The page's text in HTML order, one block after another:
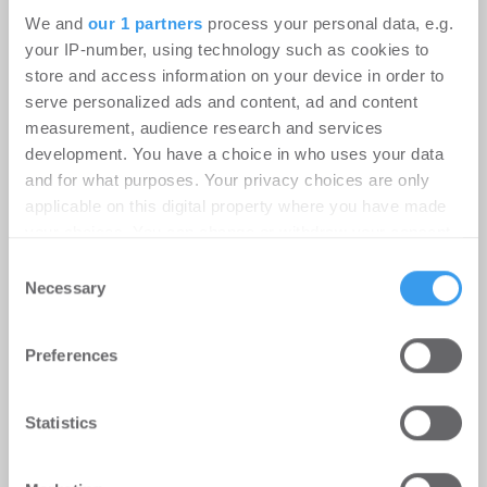
We and our 1 partners process your personal data, e.g.
your IP-number, using technology such as cookies to
store and access information on your device in order to
serve personalized ads and content, ad and content
measurement, audience research and services
development. You have a choice in who uses your data
and for what purposes. Your privacy choices are only
applicable on this digital property where you have made
the Privacy trigger icon.
Find out more about how your personal data is processed
and set your preferences in the
We use cookies to personalise content and ads, to
provide social media features and to analyse our traffic.
Selection
Necessary
Preferences
Statistics
Instone Group: Starker operativer
Cashflow in H1; geopolitische
Unsicherheitsfaktoren dämpfen die
Nachfrageerholung
registriert, erstellen Sie sich jetzt Ihren